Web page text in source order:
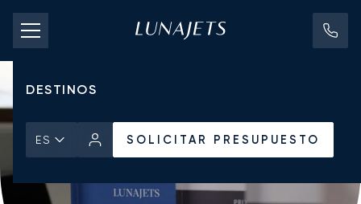
TARIFAS DE CHÁRTER
JETS PRIVADOS
DESTINOS
ES SOLICITAR PRESUPUESTO